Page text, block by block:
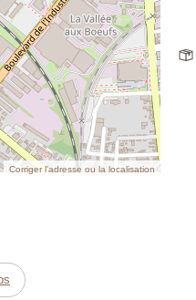
Corriger l’adresse ou la localisation